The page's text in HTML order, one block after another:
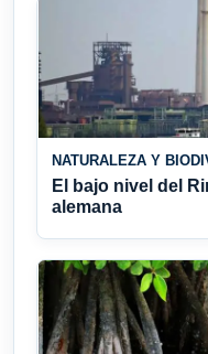
NATURALEZA Y
El bajo nivel del
alemana